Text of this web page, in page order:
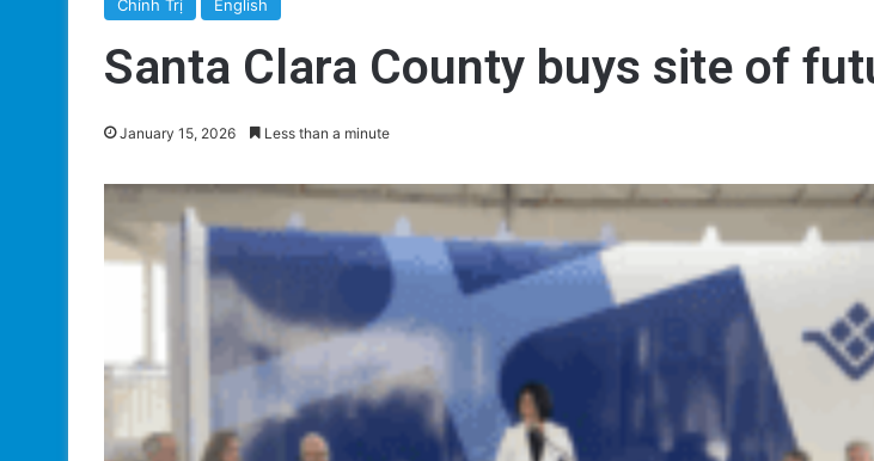
Chính Trị English
Santa Clara County buys site of
January 15, 2026 Less than a minute